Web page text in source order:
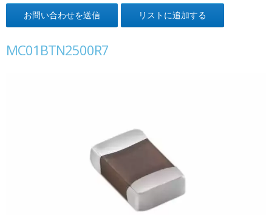
お問い合わせを送信 リストに追加する
MC01BTN2500R7